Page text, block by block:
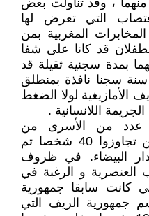
منهما ، وقد تناولت بعض
التي تعرض لها
المغربية بمن
قد كانا على شفا
بمدة سجنية ثقيلة قد
سجنا نافذة بمنطلق
الأمازيغية لولا الضغط
اللانسانية .
عدد من الأسرى من
المشاركين بحراك الريف الذين تجاوزوا 40 شخصا تم
البيضاء. في ظروف
العنصرية و الرغبة في
كانت سابقا جمهورية
جمهورية الريف التي